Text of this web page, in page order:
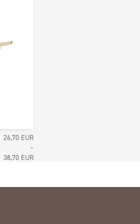
26,70 EUR
–
38,70 EURHintaluokka:
38,70 EUR30,84 EUR